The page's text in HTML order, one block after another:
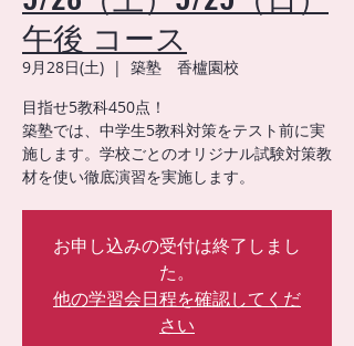
午後 コース
9月28日(土)
  |
築塾 香櫨園校
目指せ5教科450点！
築塾では、中学生5教科対策をテスト前に実
施します。学校ごとのオリジナル試験対策教
材を使い徹底演習を実施します。
お申し込みの受付は終了しまし
た。
他の学習会日程を確認してくだ
さい